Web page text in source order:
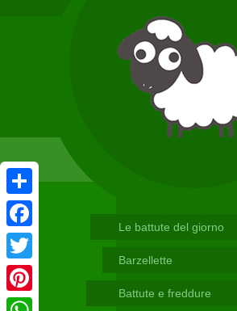
Le battute del giorno
Barzellette
Battute e freddure
Condividi
Facebook
Twitter
Pinterest